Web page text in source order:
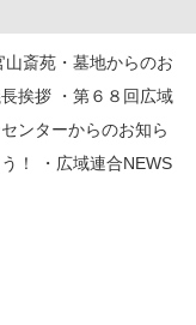
山斎苑・墓地からのお
挨拶 ・第６８回広域
ンターからのお知ら
！ ・広域連合NEWS